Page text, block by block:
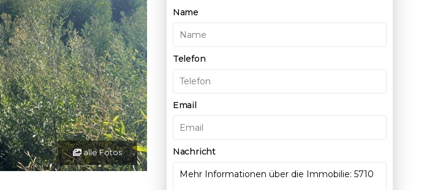
alle Fotos
Name
Telefon
Email
Nachricht